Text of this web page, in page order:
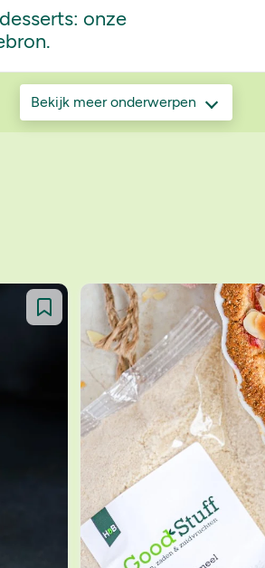
onze
Bekijk meer onderwerpen
Eiwitrijke recepten
FODMAP recepten
Gezonde pannenkoeken
Ingredient
Kerst recepten
Lunch recepten
Paasbrunch
Sinterklaas recepten